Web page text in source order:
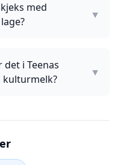
med
▼
i Teenas
▼